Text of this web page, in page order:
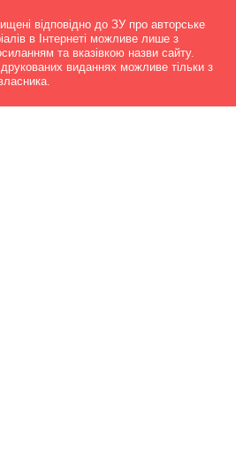
відповідно до ЗУ про авторське
в Інтернеті можливе лише з
та вказівкою назви сайту.
виданнях можливе тільки з